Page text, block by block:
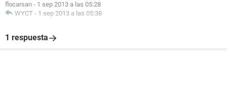
flocarsan - 1 sep 2013 a las 05:28
WYCT - 1 sep 2013 a las 05:38
1 respuesta